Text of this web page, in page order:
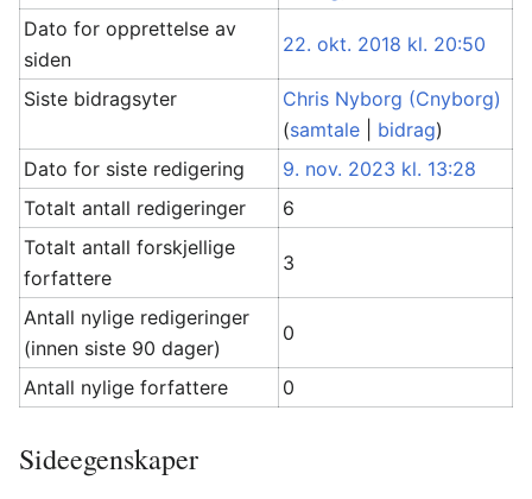
Dato for opprettelse av
siden
22. okt. 2018 kl. 20:50
Siste bidragsyter
Chris Nyborg (Cnyborg)
(samtale bidrag)
Dato for siste redigering
9. nov. 2023 kl. 13:28
Totalt antall redigeringer
6
Totalt antall forskjellige
forfattere
3
Antall nylige redigeringer
(innen siste 90 dager)
0
Antall nylige forfattere 0
Sideegenskaper